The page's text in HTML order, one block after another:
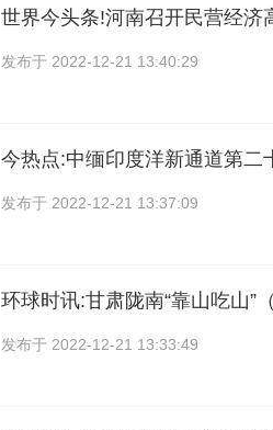
世界今头条!河南召开民营经济
发布于 2022-12-21 13:40:29
今热点:中缅印度洋新通道第二
发布于 2022-12-21 13:37:09
环球时讯:甘肃陇南“靠山吃山”
发布于 2022-12-21 13:33:49